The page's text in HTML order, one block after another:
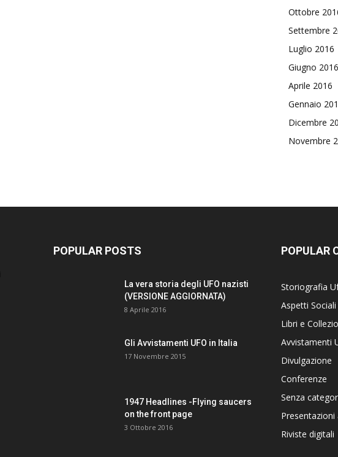
Ottobre
Settembre
Luglio 2016
Giugno 2016
Aprile 2016
Gennaio
Dicembre
Novembre
POPULAR POSTS
La vera storia degli UFO nazisti
(VERSIONE AGGIORNATA)
8 Aprile 2016
Gli Avvistamenti UFO in Italia
17 Novembre 2015
1947 Headlines -Flying saucers
on the front page
3 Ottobre 2016
POPULAR
Storiografia
Aspetti
Libri e
Avvistamenti
Divulgazione
Conferenze
Senza
Presentazioni
Riviste digitali